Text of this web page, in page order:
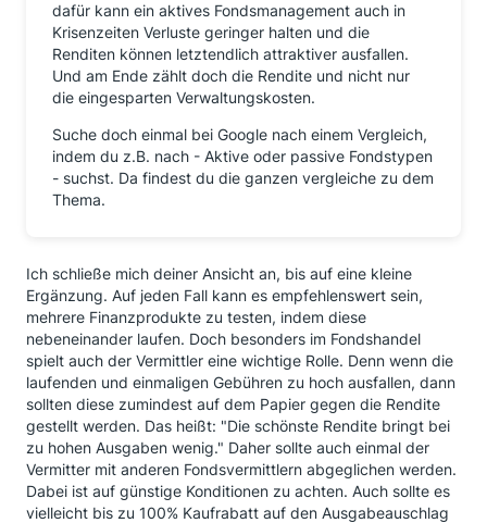
dafür kann ein aktives Fondsmanagement auch in
Krisenzeiten Verluste geringer halten und die
Renditen können letztendlich attraktiver ausfallen.
Und am Ende zählt doch die Rendite und nicht nur
die eingesparten Verwaltungskosten.
Suche doch einmal bei Google nach einem Vergleich,
indem du z.B. nach - Aktive oder passive Fondstypen
- suchst. Da findest du die ganzen vergleiche zu dem
Thema.
Ich schließe mich deiner Ansicht an, bis auf eine kleine
Ergänzung. Auf jeden Fall kann es empfehlenswert sein,
mehrere Finanzprodukte zu testen, indem diese
nebeneinander laufen. Doch besonders im Fondshandel
spielt auch der Vermittler eine wichtige Rolle. Denn wenn die
laufenden und einmaligen Gebühren zu hoch ausfallen, dann
sollten diese zumindest auf dem Papier gegen die Rendite
gestellt werden. Das heißt: "Die schönste Rendite bringt bei
zu hohen Ausgaben wenig." Daher sollte auch einmal der
Vermitter mit anderen Fondsvermittlern abgeglichen werden.
Dabei ist auf günstige Konditionen zu achten. Auch sollte es
vielleicht bis zu 100% Kaufrabatt auf den Ausgabeauschlag